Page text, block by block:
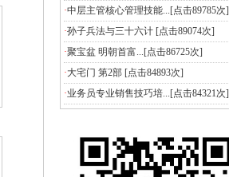
·中层主管核心管理技能...[点击89785次]
·孙子兵法与三十六计 [点击89074次]
·聚宝盆 明朝首富...[点击86725次]
·大宅门 第2部 [点击84893次]
·业务员专业销售技巧培...[点击84321次]